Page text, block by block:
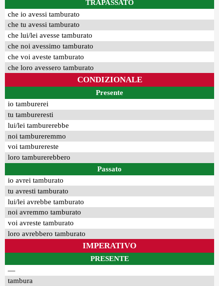
TRAPASSATO
che io avessi tamburato
che tu avessi tamburato
che lui/lei avesse tamburato
che noi avessimo tamburato
che voi aveste tamburato
che loro avessero tamburato
CONDIZIONALE
Presente
io tamburerei
tu tambureresti
lui/lei tamburerebbe
noi tambureremmo
voi tamburereste
loro tamburerebbero
Passato
io avrei tamburato
tu avresti tamburato
lui/lei avrebbe tamburato
noi avremmo tamburato
voi avreste tamburato
loro avrebbero tamburato
IMPERATIVO
PRESENTE
—
tambura